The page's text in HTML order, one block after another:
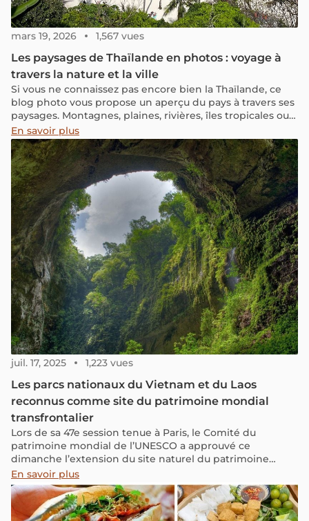
mars 19, 2026 1,567 vues
Les paysages de Thaïlande en photos : voyage à
travers la nature et la ville
Si vous ne connaissez pas encore bien la Thaïlande, ce
blog photo vous propose un aperçu du pays à travers ses
paysages. Montagnes, plaines, rivières, îles tropicales ou
villes animées : chaque coin révèle sa lumière, ses
couleurs et son ambiance unique. À travers ces images,
découvrez la diversité et les contrastes de la Thaïlande,
de la nature sauvage aux scènes urbaines vibrantes.
En savoir plus
juil. 17, 2025 1,223 vues
Les parcs nationaux du Vietnam et du Laos
reconnus comme site du patrimoine mondial
transfrontalier
Lors de sa 47e session tenue à Paris, le Comité du
patrimoine mondial de l’UNESCO a approuvé ce
dimanche l’extension du site naturel du patrimoine
mondial de Phong Nha - Ke Bang, situé au centre du
Vietnam, pour inclure le parc national de Hin Nam No,
dans la province de Khammouane au Laos.
En savoir plus